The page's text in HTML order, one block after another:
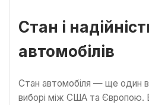
Стан і
автомобілів
Стан автомобіля — ще один
виборі між США та Європою.